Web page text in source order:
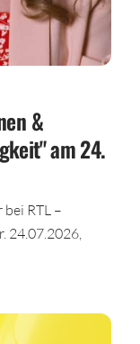
&
am 24.
RTL –
24.07.2026,